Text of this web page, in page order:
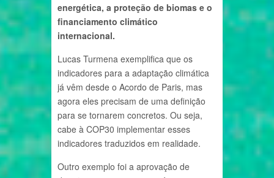
energética, a proteção de biomas e o
financiamento climático
internacional.
Lucas Turmena exemplifica que os
indicadores para a adaptação climática
já vêm desde o Acordo de Paris, mas
agora eles precisam de uma definição
para se tornarem concretos. Ou seja,
cabe à COP30 implementar esses
indicadores traduzidos em realidade.
Outro exemplo foi a aprovação de